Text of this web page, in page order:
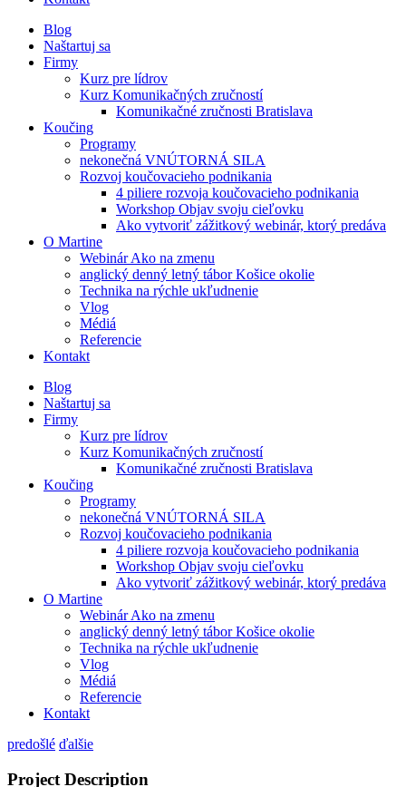
Blog
Naštartuj sa
Firmy
Kurz pre lídrov
Kurz Komunikačných zručností
Komunikačné zručnosti Bratislava
Koučing
Programy
nekonečná VNÚTORNÁ SILA
Rozvoj koučovacieho podnikania
4 piliere rozvoja koučovacieho podnikania
Workshop Objav svoju cieľovku
Ako vytvoriť zážitkový webinár, ktorý predáva
O Martine
Webinár Ako na zmenu
anglický denný letný tábor Košice okolie
Technika na rýchle ukľudnenie
Vlog
Médiá
Referencie
Kontakt
Blog
Naštartuj sa
Firmy
Kurz pre lídrov
Kurz Komunikačných zručností
Komunikačné zručnosti Bratislava
Koučing
Programy
nekonečná VNÚTORNÁ SILA
Rozvoj koučovacieho podnikania
4 piliere rozvoja koučovacieho podnikania
Workshop Objav svoju cieľovku
Ako vytvoriť zážitkový webinár, ktorý predáva
O Martine
Webinár Ako na zmenu
anglický denný letný tábor Košice okolie
Technika na rýchle ukľudnenie
Vlog
Médiá
Referencie
Kontakt
predošlé ďalšie
Project Description